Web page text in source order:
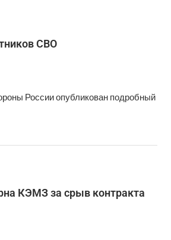
СВО
России опубликован подробный
КЭМЗ за срыв контракта